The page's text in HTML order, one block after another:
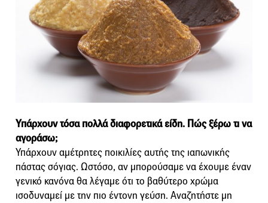
Υπάρχουν τόσα πολλά διαφορετικά είδη. Πώς ξέρω τι να
αγοράσω;
Υπάρχουν αμέτρητες ποικιλίες αυτής της ιαπωνικής
πάστας σόγιας. Ωστόσο, αν μπορούσαμε να έχουμε έναν
γενικό κανόνα θα λέγαμε ότι το βαθύτερο χρώμα
ισοδυναμεί με την πιο έντονη γεύση. Αναζητήστε μη